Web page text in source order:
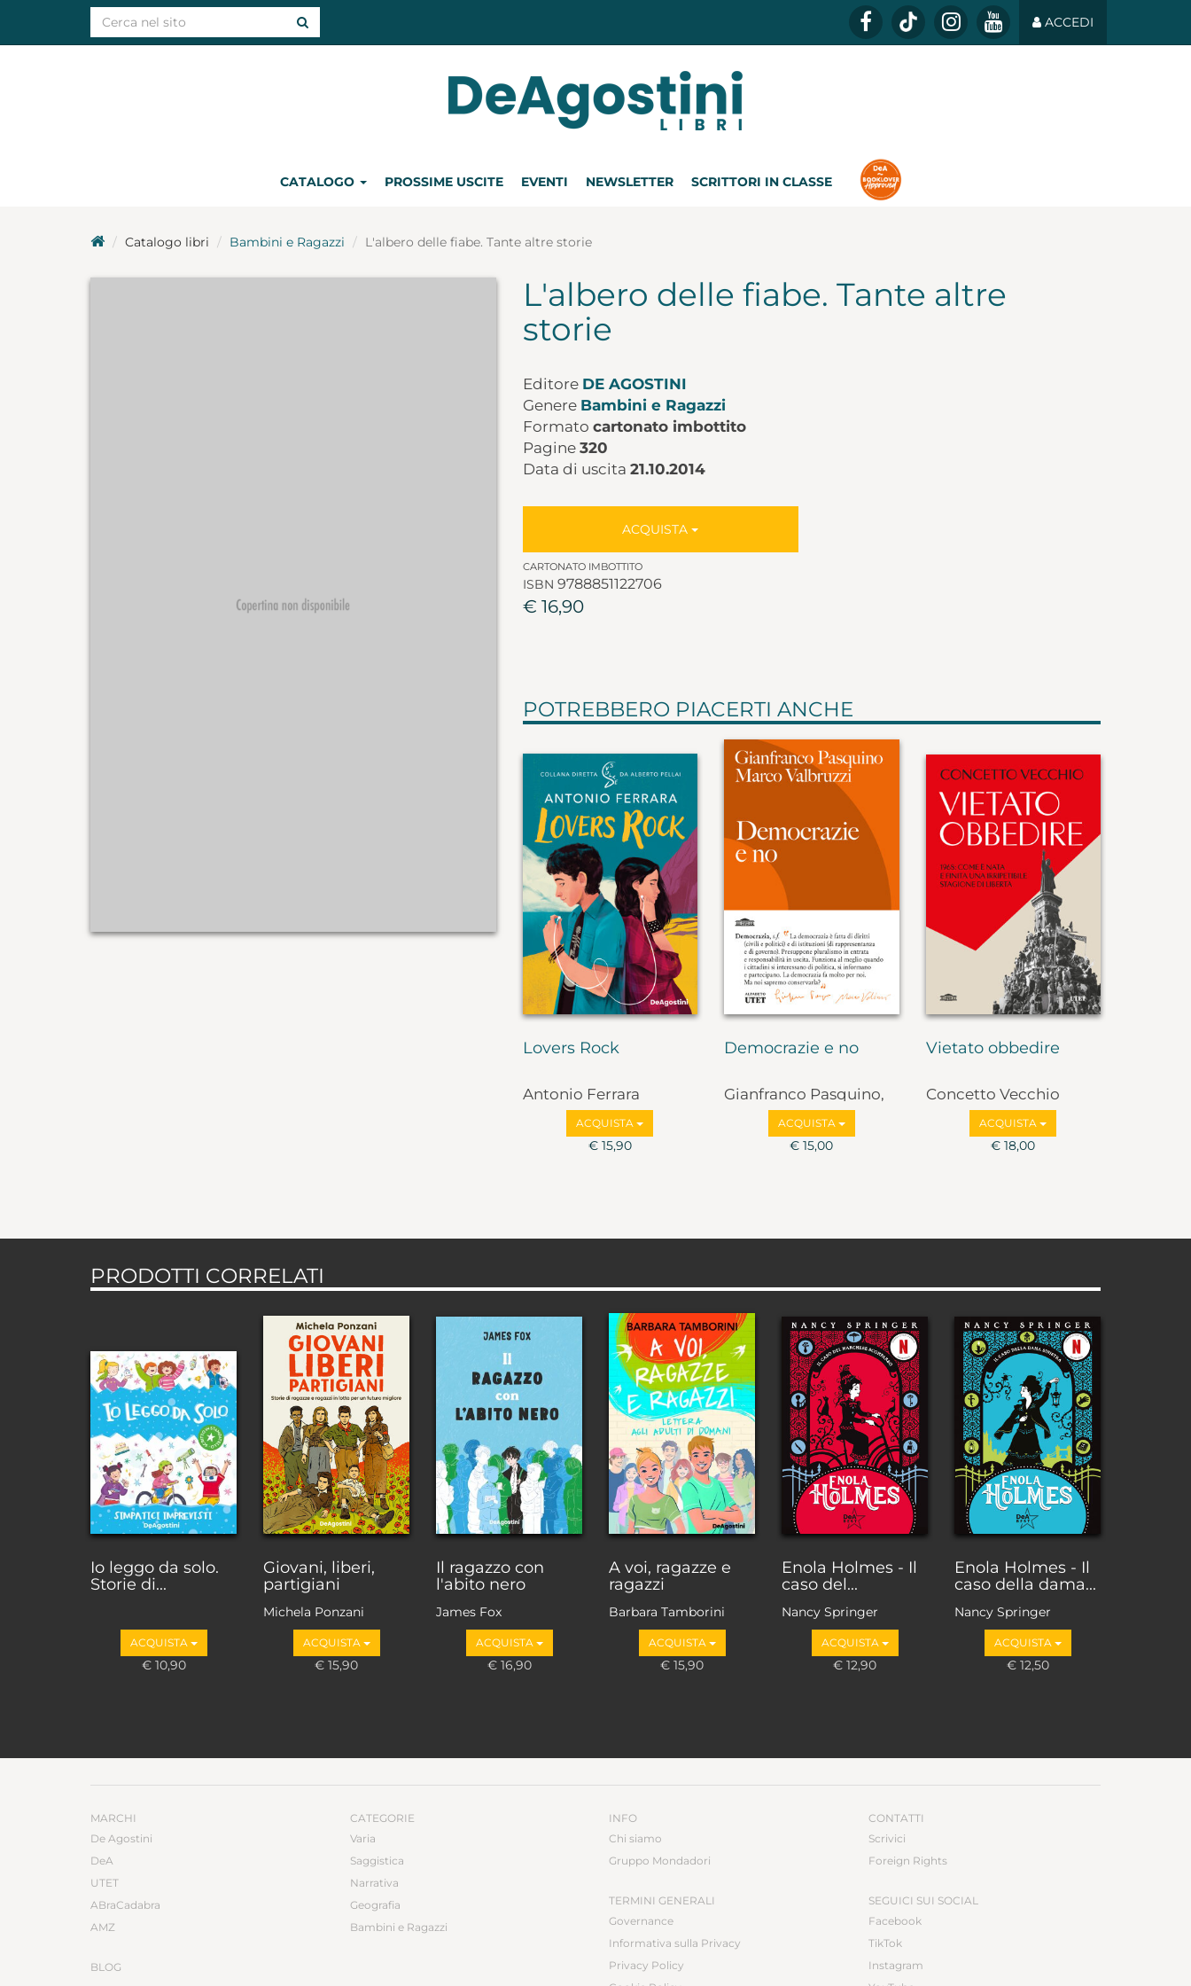
ACCEDI
CATALOGO PROSSIME USCITE EVENTI NEWSLETTER SCRITTORI IN CLASSE
Catalogo libri Bambini e Ragazzi L'albero delle fiabe. Tante altre storie
L'albero delle fiabe. Tante altre
storie
Editore DE AGOSTINI
Genere Bambini e Ragazzi
Formato cartonato imbottito
Pagine 320
Data di uscita 21.10.2014
ACQUISTA
CARTONATO IMBOTTITO
ISBN 9788851122706
€ 16,90
POTREBBERO PIACERTI ANCHE
Lovers Rock
Antonio Ferrara
ACQUISTA
€ 15,90
Democrazie e no
Gianfranco Pasquino,
Marco Valbruzzi
ACQUISTA
€ 15,00
Vietato obbedire
Concetto Vecchio
ACQUISTA
€ 18,00
PRODOTTI CORRELATI
Io leggo da solo.
Storie di...
ACQUISTA
€ 10,90
Giovani, liberi,
partigiani
Michela Ponzani
ACQUISTA
€ 15,90
Il ragazzo con
l'abito nero
James Fox
ACQUISTA
€ 16,90
A voi, ragazze e
ragazzi
Barbara Tamborini
ACQUISTA
€ 15,90
Enola Holmes - Il
caso del...
Nancy Springer
ACQUISTA
€ 12,90
Enola Holmes - Il
caso della dama...
Nancy Springer
ACQUISTA
€ 12,50
MARCHI
De Agostini
DeA
UTET
ABraCadabra
AMZ
BLOG
CATEGORIE
Varia
Saggistica
Narrativa
Geografia
Bambini e Ragazzi
INFO
Chi siamo
Gruppo Mondadori
TERMINI GENERALI
Governance
Informativa sulla Privacy
Privacy Policy
CONTATTI
Scrivici
Foreign Rights
SEGUICI SUI SOCIAL
Facebook
TikTok
Instagram